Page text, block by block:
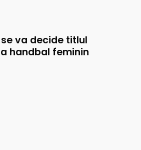
se va decide titlul
handbal feminin